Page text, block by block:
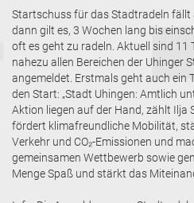
Startschuss für das Stadtradeln fällt
dann gilt es, 3 Wochen lang bis
oft es geht zu radeln. Aktuell sind 11
nahezu allen Bereichen der Uhinger
angemeldet. Erstmals geht auch ein
den Start: „Stadt Uhingen: Amtlich
Aktion liegen auf der Hand, zählt Ilja
fördert klimafreundliche Mobilität,
Verkehr und CO₂-Emissionen und
gemeinsamen Wettbewerb sowie
Menge Spaß und stärkt das